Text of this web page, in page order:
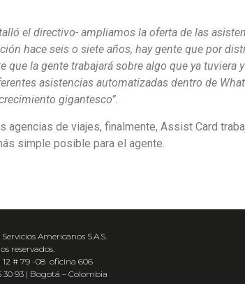
el directivo- ampliamos la oferta de las
hace seis o siete años, hay gente que por
que la gente trabajará sobre algo que ya
asistencias automatizadas dentro de
gigantesco”.
agencias de viajes, finalmente, Assist Card
simple posible para el agente.
Americanos S.A.S.
reservados.
12 # 79 -08 oficina 606
30 93 | Bogotá – Colombia